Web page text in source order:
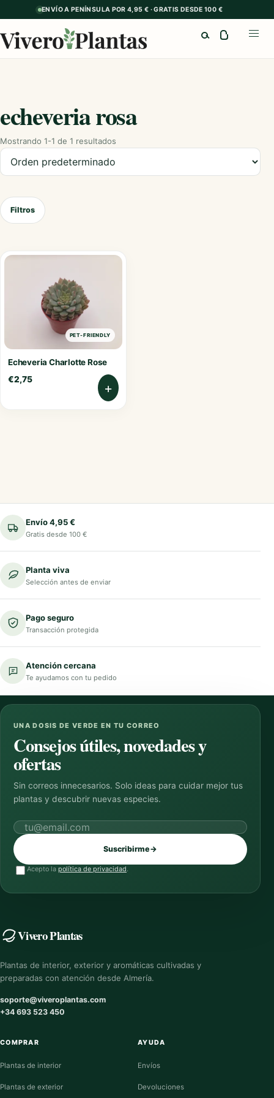
ENVÍO A PENÍNSULA POR 4,95 € · GRATIS DESDE 100 €
echeveria rosa
Mostrando 1-1 de 1 resultados
Ordenar productos
Filtros
PET-FRIENDLY
Echeveria Charlotte Rose
€2,75
+
Envío 4,95 €
Gratis desde 100 €
Planta viva
Selección antes de enviar
Pago seguro
Transacción protegida
Atención cercana
Te ayudamos con tu pedido
UNA DOSIS DE VERDE EN TU CORREO
Consejos útiles, novedades y
ofertas
Sin correos innecesarios. Solo ideas para cuidar mejor tus
plantas y descubrir nuevas especies.
Correo electrónico
Suscribirme→
Acepto la política de privacidad.
Vivero Plantas
Plantas de interior, exterior y aromáticas cultivadas y
preparadas con atención desde Almería.
soporte@viveroplantas.com
+34 693 523 450
COMPRAR
Plantas de interior
Plantas de exterior
AYUDA
Envíos
Devoluciones